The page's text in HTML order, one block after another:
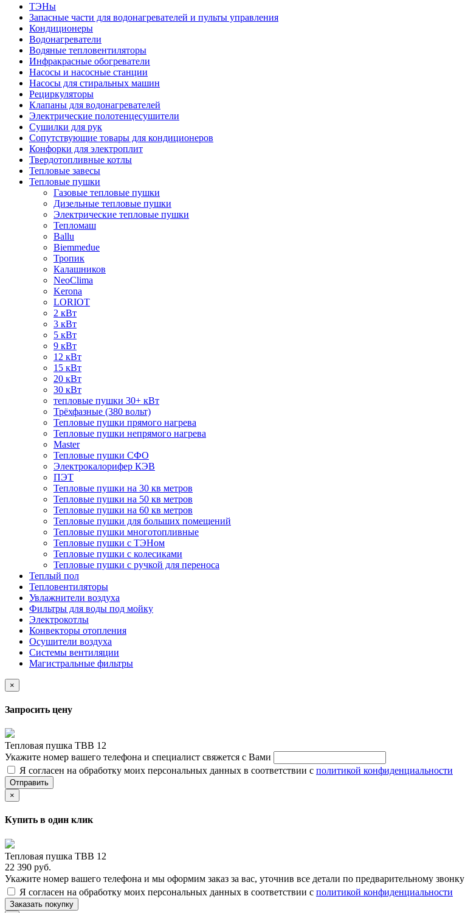
ТЭНы
Запасные части для водонагревателей и пульты управления
Кондиционеры
Водонагреватели
Водяные тепловентиляторы
Инфракрасные обогреватели
Насосы и насосные станции
Насосы для стиральных машин
Рециркуляторы
Клапаны для водонагревателей
Электрические полотенцесушители
Сушилки для рук
Сопутствующие товары для кондиционеров
Конфорки для электроплит
Твердотопливные котлы
Тепловые завесы
Тепловые пушки
Газовые тепловые пушки
Дизельные тепловые пушки
Электрические тепловые пушки
Тепломаш
Ballu
Biemmedue
Тропик
Калашников
NeoClima
Kerona
LORIOT
2 кВт
3 кВт
5 кВт
9 кВт
12 кВт
15 кВт
20 кВт
30 кВт
тепловые пушки 30+ кВт
Трёхфазные (380 вольт)
Тепловые пушки прямого нагрева
Тепловые пушки непрямого нагрева
Master
Тепловые пушки СФО
Электрокалорифер КЭВ
ПЭТ
Тепловые пушки на 30 кв метров
Тепловые пушки на 50 кв метров
Тепловые пушки на 60 кв метров
Тепловые пушки для больших помещений
Тепловые пушки многотопливные
Тепловые пушки с ТЭНом
Тепловые пушки с колесиками
Тепловые пушки с ручкой для переноса
Теплый пол
Тепловентиляторы
Увлажнители воздуха
Фильтры для воды под мойку
Электрокотлы
Конвекторы отопления
Осушители воздуха
Системы вентиляции
Магистральные фильтры
×
Запросить цену
Тепловая пушка ТВВ 12
Укажите номер вашего телефона и специалист свяжется с Вами
Я согласен на обработку моих персональных данных в соответствии с политикой конфиденциальности
Отправить
×
Купить в один клик
Тепловая пушка ТВВ 12
22 390 руб.
Укажите номер вашего телефона и мы оформим заказ за вас, уточнив все детали по предварительному звонку
Я согласен на обработку моих персональных данных в соответствии с политикой конфиденциальности
Заказать покупку